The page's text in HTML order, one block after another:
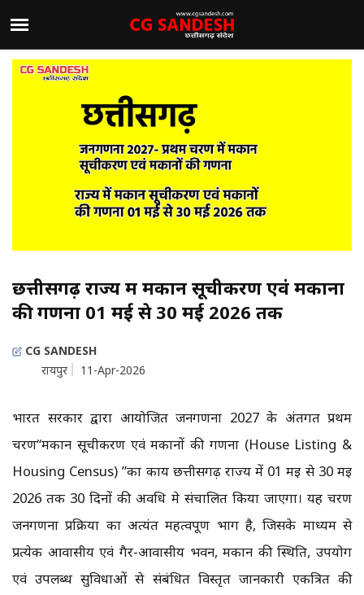
छत्तीसगढ़ राज्य में मकान सूचीकरण एवं मकानों
की गणना 01 मई से 30 मई 2026 तक
CG SANDESH
रायपुर
11-Apr-2026
भारत सरकार द्वारा आयोजित जनगणना 2027 के अंतर्गत प्रथम
चरण“मकान सूचीकरण एवं मकानों की गणना (House Listing &
Housing Census) ”का कार्य छत्तीसगढ़ राज्य में 01 मई से 30 मई
2026 तक 30 दिनों की अवधि मे संचालित किया जाएगा। यह चरण
जनगणना प्रक्रिया का अत्यंत महत्वपूर्ण भाग है, जिसके माध्यम से
प्रत्येक आवासीय एवं गैर-आवासीय भवन, मकान की स्थिति, उपयोग
एवं उपलब्ध सुविधाओं से संबंधित विस्तृत जानकारी एकत्रित की